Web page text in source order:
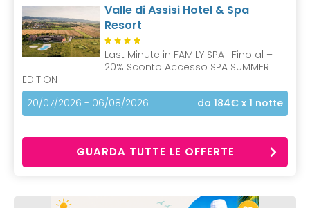
Valle di Assisi Hotel & Spa
Resort
Last Minute in FAMILY SPA | Fino al –
20% Sconto Accesso SPA SUMMER
EDITION
20/07/2026 - 06/08/2026
da 184€ x 1 notte
GUARDA TUTTE LE OFFERTE